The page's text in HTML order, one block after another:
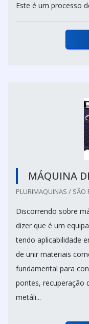
Este é um processo
MÁQUINA
PLURIMAQUINAS / SÃO
Discorrendo sobre
dizer que é um
tendo aplicabilidade
de unir materiais
fundamental para
pontes, recuperação
metáli...